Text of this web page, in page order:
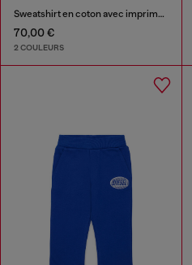
Sweatshirt en coton avec imprimé Diesel Industry
70,00 €
2 COULEURS